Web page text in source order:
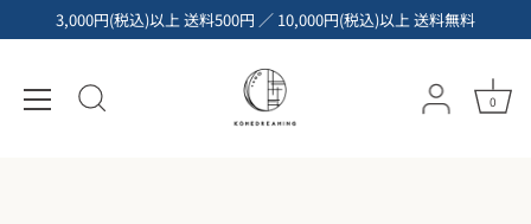
ン
3,000円(税込)以上 送料500円 ／ 10,000円(税込)以上 送料無料
0
甘酒・雑貨かふぇ こめどりーみんぐ